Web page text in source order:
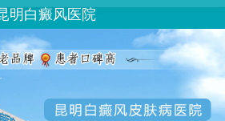
明白癜风医院